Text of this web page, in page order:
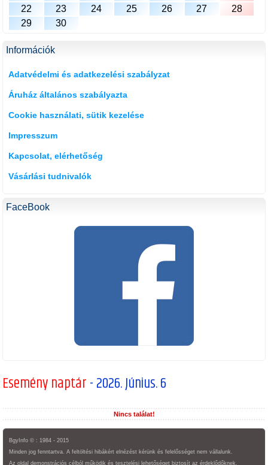
22
23 24 25 26 27
28
29
30
Információk
Adatvédelmi és adatkezelési szabályzat
Áruház általános szabályazta
Cookie használati, sütik kezelése
Impresszum
Kapcsolat, elérhetőség
Vásárlási tudnivalók
FaceBook
Esemény naptár- 2026. Június. 6
Nincs találat!
BgyInfo © : 1984 - 2015
Minden jog fenntartva. A feltöltési hibákért elnézést kérünk és felelősséget nem vállalunk.
Az oldal demonstrációs célból működik és tesztelési lehetőséget biztosít az érdeklődőknek.